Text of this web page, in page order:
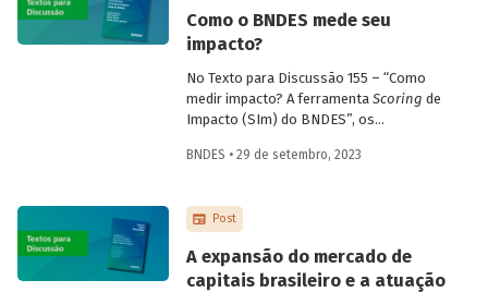
esfera pública, o que na visão dos autores
contribui para a sustentabilidade futura
Como o BNDES mede seu
impacto?
No Texto para Discussão 155 – “Como
medir impacto? A ferramenta Scoring de
Impacto (SIm) do BNDES”, os
Roitman, Sandro Peixoto e Antonio
com o propósito de mapear impactos
projetos de investimento.
BNDES • 29 de setembro, 2023
Post
A expansão do mercado de
capitais brasileiro e a atuação